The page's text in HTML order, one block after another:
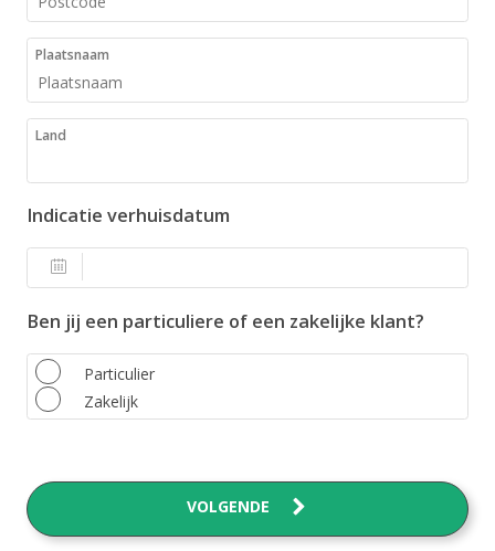
Plaatsnaam
Land
Indicatie verhuisdatum
Ben jij een particuliere of een zakelijke klant?
Particulier
Zakelijk
VOLGENDE